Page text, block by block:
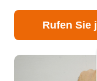
Rufen Sie